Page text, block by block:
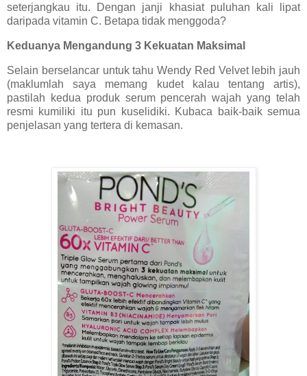
seterjangkau itu. Dengan janji khasiat puluhan kali lipat
daripada vitamin C. Betapa tidak menggoda?
Keduanya Mengandung 3 Kekuatan Maksimal
Selain berselancar untuk tahu Wendy Red Velvet lebih jauh
(maklumlah saya memang kudet kalau tentang artis),
pastilah kedua produk serum pencerah wajah yang telah
resmi kumiliki itu pun kuselidiki. Kubaca baik-baik semua
penjelasan yang tertera di kemasan.